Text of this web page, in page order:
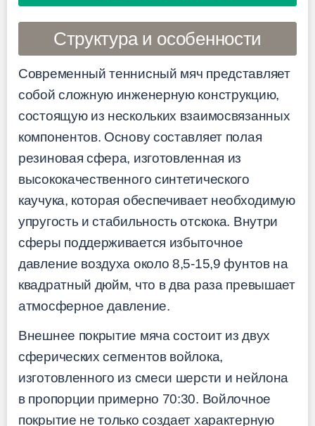
Структура и особенности
Современный теннисный мяч представляет
собой сложную инженерную конструкцию,
состоящую из нескольких взаимосвязанных
компонентов. Основу составляет полая
резиновая сфера, изготовленная из
высококачественного синтетического
каучука, которая обеспечивает необходимую
упругость и стабильность отскока. Внутри
сферы поддерживается избыточное
давление воздуха около 8,5-15,9 фунтов на
квадратный дюйм, что в два раза превышает
атмосферное давление.
Внешнее покрытие мяча состоит из двух
сферических сегментов войлока,
изготовленного из смеси шерсти и нейлона
в пропорции примерно 70:30. Войлочное
покрытие не только создает характерную